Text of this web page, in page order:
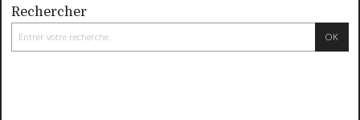
Rechercher